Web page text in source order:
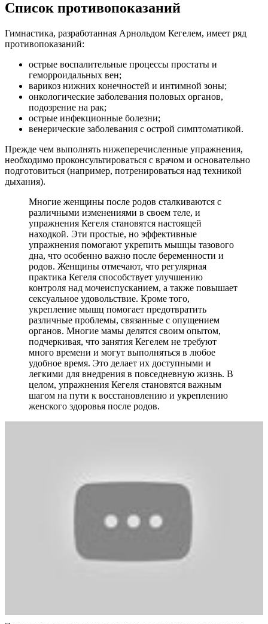
Список противопоказаний
Гимнастика, разработанная Аpнольдом Кегелем, имеет ряд
противопоказаний:
острые воспалительные процессы простаты и
геморроидальных вен;
варикоз нижних конечностей и интимной зоны;
онкологические заболевания половых органов,
подозрение на рак;
острые инфекционные болезни;
венерические заболевания с острой симптоматикой.
Прежде чем выполнять нижеперечисленные упражнения,
необходимо проконсультироваться с врачом и основательно
подготовиться (например, потренироваться над техникой
дыхания).
Многие женщины после родов сталкиваются с
различными изменениями в своем теле, и
упражнения Кегеля становятся настоящей
находкой. Эти простые, но эффективные
упражнения помогают укрепить мышцы тазового
дна, что особенно важно после беременности и
родов. Женщины отмечают, что регулярная
практика Кегеля способствует улучшению
контроля над мочеиспусканием, а также повышает
сексуальное удовольствие. Кроме того,
укрепление мышц помогает предотвратить
различные проблемы, связанные с опущением
органов. Многие мамы делятся своим опытом,
подчеркивая, что занятия Кегелем не требуют
много времени и могут выполняться в любое
удобное время. Это делает их доступными и
легкими для внедрения в повседневную жизнь. В
целом, упражнения Кегеля становятся важным
шагом на пути к восстановлению и укреплению
женского здоровья после родов.